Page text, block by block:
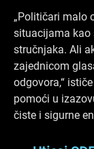
„Političari malo
situacijama kao
stručnjaka. Ali
zajednicom
odgovora,“
pomoći u
čiste i sigurne